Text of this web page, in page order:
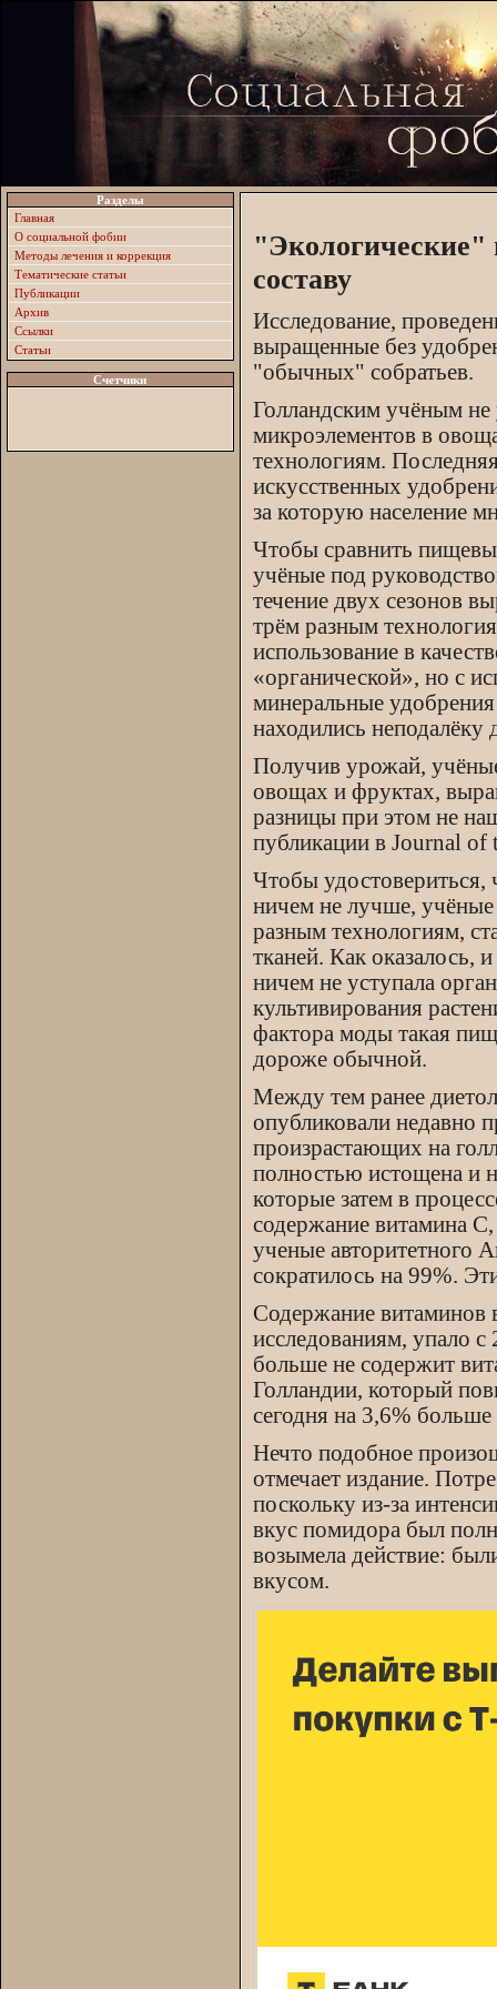
Разделы
Главная
О социальной фобии
Методы лечения и коррекция
Тематические статьи
Публикации
Архив
Ссылки
Статьи
Счетчики
составу
Исследование,
выращенные без
"обычных" собратьев.
Голландским учёным не
микроэлементов в
технологиям.
искусственных
за которую население
Чтобы сравнить
учёные под
течение двух сезонов
трём разным
использование в
«органической», но с
минеральные
находились
Получив урожай,
овощах и фруктах,
разницы при этом не
публикации в Journal
Чтобы удостовериться,
ничем не лучше,
разным технологиям,
тканей. Как оказалось,
ничем не уступала
культивирования
фактора моды такая
дороже обычной.
Между тем ранее
опубликовали недавно
произрастающих на
полностью истощена и
которые затем в
содержание витамина
ученые авторитетного
сократилось на 99%.
Содержание витаминов
исследованиям, упало
больше не содержит
Голландии, который
сегодня на 3,6%
Нечто подобное
отмечает издание.
поскольку из-за
вкус помидора был
возымела действие:
вкусом.